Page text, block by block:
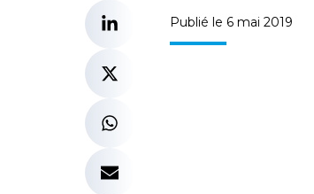
Publié le 6 mai 2019